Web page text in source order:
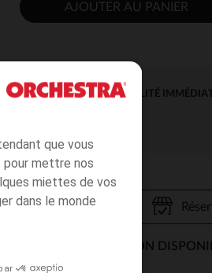
que vous
pour mettre nos
miettes de vos
dans le monde
AJOUTER AU PANIER
DISPONIBILITÉ
MODES DE LIVRAISON